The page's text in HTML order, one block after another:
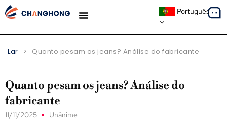
Português
Lar > Quanto pesam os jeans? Análise do fabricante
Quanto pesam os jeans? Análise do
fabricante
11/11/2025 Unânime